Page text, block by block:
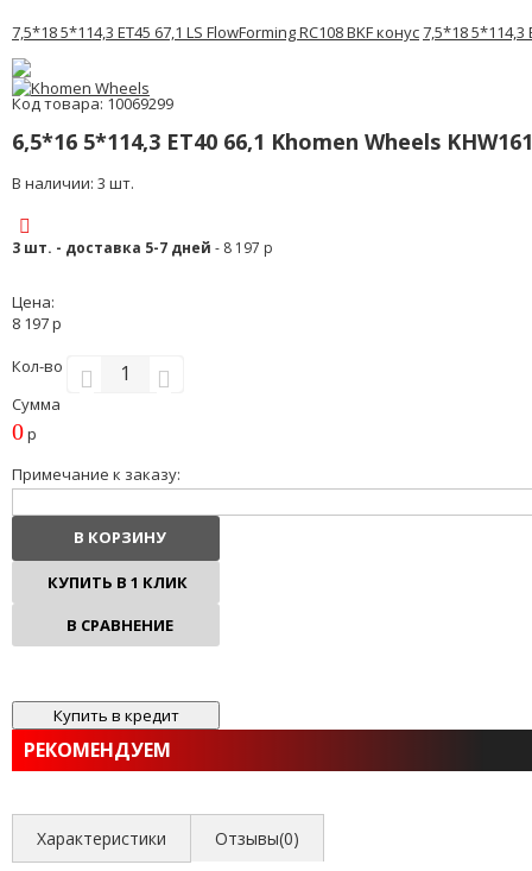
7,5*18 5*114,3 ET45 67,1 LS FlowForming RC108 BKF конус7,5*18 5*114,3
Код товара: 10069299
6,5*16 5*114,3 ET40 66,1 Khomen Wheels
В наличии: 3 шт.
3 шт. - доставка 5-7 дней - 8 197 р
Цена:
8 197 р
Кол-во
Сумма
0р
Примечание к заказу:
В КОРЗИНУ
КУПИТЬ В 1 КЛИК
В СРАВНЕНИЕ
РЕКОМЕНДУЕМ
Характеристики Отзывы(0)